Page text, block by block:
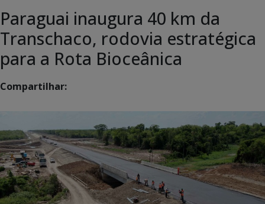
Paraguai inaugura 40 km da
Transchaco, rodovia estratégica
para a Rota Bioceânica
Compartilhar: